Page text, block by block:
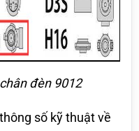
đèn 9012
số kỹ thuật về